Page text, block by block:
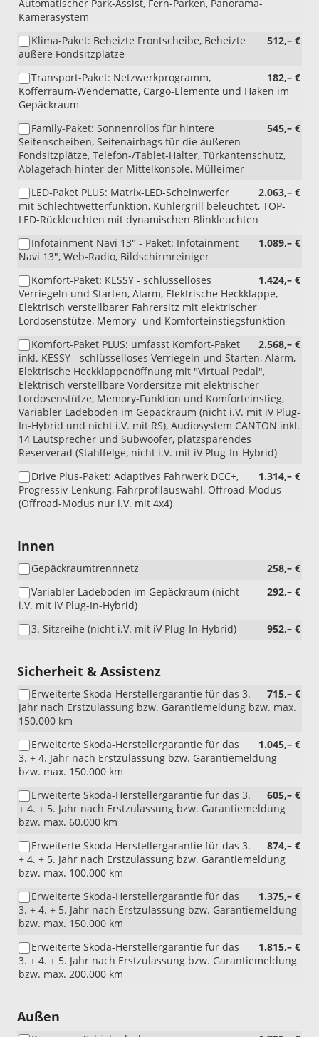
Automatischer Park-Assist, Fern-Parken, Panorama-
Kamerasystem
512,– €
Klima-Paket: Beheizte Frontscheibe, Beheizte
äußere Fondsitzplätze
182,– €
Transport-Paket: Netzwerkprogramm,
Kofferraum-Wendematte, Cargo-Elemente und Haken im
Gepäckraum
545,– €
Family-Paket: Sonnenrollos für hintere
Seitenscheiben, Seitenairbags für die äußeren
Fondsitzplätze, Telefon-/Tablet-Halter, Türkantenschutz,
Ablagefach hinter der Mittelkonsole, Mülleimer
2.063,– €
LED-Paket PLUS: Matrix-LED-Scheinwerfer
mit Schlechtwetterfunktion, Kühlergrill beleuchtet, TOP-
LED-Rückleuchten mit dynamischen Blinkleuchten
1.089,– €
Infotainment Navi 13" - Paket: Infotainment
Navi 13", Web-Radio, Bildschirmreiniger
1.424,– €
Komfort-Paket: KESSY - schlüsselloses
Verriegeln und Starten, Alarm, Elektrische Heckklappe,
Elektrisch verstellbarer Fahrersitz mit elektrischer
Lordosenstütze, Memory- und Komforteinstiegsfunktion
2.568,– €
Komfort-Paket PLUS: umfasst Komfort-Paket
inkl. KESSY - schlüsselloses Verriegeln und Starten, Alarm,
Elektrische Heckklappenöffnung mit "Virtual Pedal",
Elektrisch verstellbare Vordersitze mit elektrischer
Lordosenstütze, Memory-Funktion und Komforteinstieg,
Variabler Ladeboden im Gepäckraum (nicht i.V. mit iV Plug-
In-Hybrid und nicht i.V. mit RS), Audiosystem CANTON inkl.
14 Lautsprecher und Subwoofer, platzsparendes
Reserverad (Stahlfelge, nicht i.V. mit iV Plug-In-Hybrid)
1.314,– €
Drive Plus-Paket: Adaptives Fahrwerk DCC+,
Progressiv-Lenkung, Fahrprofilauswahl, Offroad-Modus
(Offroad-Modus nur i.V. mit 4x4)
Innen
258,– €
Gepäckraumtrennnetz
292,– €
Variabler Ladeboden im Gepäckraum (nicht
i.V. mit iV Plug-In-Hybrid)
952,– €
3. Sitzreihe (nicht i.V. mit iV Plug-In-Hybrid)
Sicherheit & Assistenz
715,– €
Erweiterte Skoda-Herstellergarantie für das 3.
Jahr nach Erstzulassung bzw. Garantiemeldung bzw. max.
150.000 km
1.045,– €
Erweiterte Skoda-Herstellergarantie für das
3. + 4. Jahr nach Erstzulassung bzw. Garantiemeldung
bzw. max. 150.000 km
605,– €
Erweiterte Skoda-Herstellergarantie für das 3.
+ 4. + 5. Jahr nach Erstzulassung bzw. Garantiemeldung
bzw. max. 60.000 km
874,– €
Erweiterte Skoda-Herstellergarantie für das 3.
+ 4. + 5. Jahr nach Erstzulassung bzw. Garantiemeldung
bzw. max. 100.000 km
1.375,– €
Erweiterte Skoda-Herstellergarantie für das
3. + 4. + 5. Jahr nach Erstzulassung bzw. Garantiemeldung
bzw. max. 150.000 km
1.815,– €
Erweiterte Skoda-Herstellergarantie für das
3. + 4. + 5. Jahr nach Erstzulassung bzw. Garantiemeldung
bzw. max. 200.000 km
Außen